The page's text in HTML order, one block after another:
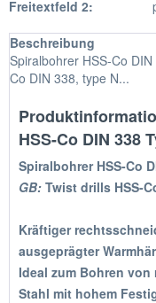
Freitextfeld 2:
Beschreibung
Spiralbohrer HSS-Co
Co DIN 338, type N...
HSS-Co DIN 338
Spiralbohrer HSS-Co
GB: Twist drills HSS-
Kräftiger
ausgeprägter
Ideal zum Bohren
Stahl mit hohem